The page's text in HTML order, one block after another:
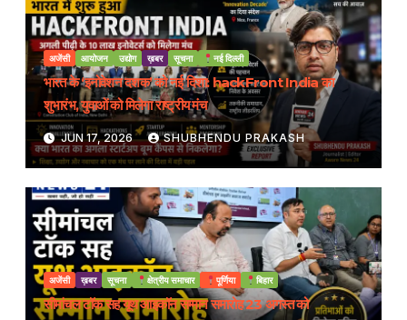
अजेंसी आयोजन उद्योग ख़बर सूचना नई दिल्ली
भारत के ‘इनोवेशन दशक’ को नई दिशा: hackFront India का
शुभारंभ, युवाओं को मिलेगा राष्ट्रीय मंच
JUN 17, 2026 SHUBHENDU PRAKASH
अजेंसी ख़बर सूचना क्षेत्रीय समाचार पूर्णिया बिहार
सीमांचल टॉक सह यूथ आइकॉन सम्मान समारोह 23 अगस्त को